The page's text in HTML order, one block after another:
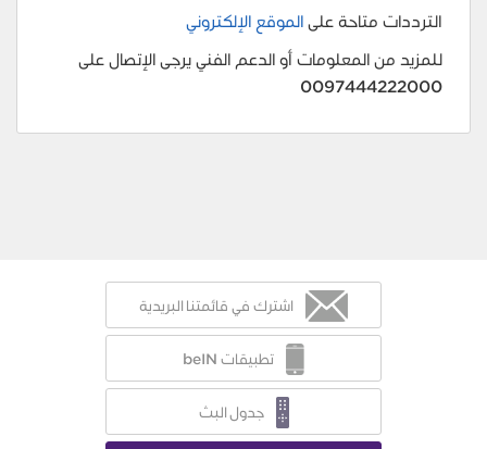
الترددات متاحة علىالموقع الإلكتروني
للمزيد من المعلومات أو الدعم الفني يرجى الإتصال على
0097444222000
اشترك في قائمتنا البريدية
تطبيقات beIN
جدول البث